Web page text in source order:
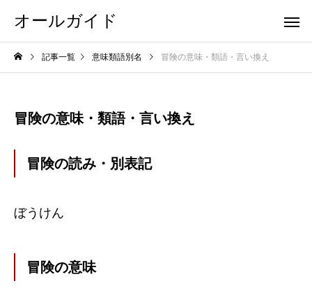
オールガイド
記事一覧 意味類語別名 冒険の意味・類語・言い換え
冒険の意味・類語・言い換え
冒険の読み・別表記
ぼうけん
冒険の意味